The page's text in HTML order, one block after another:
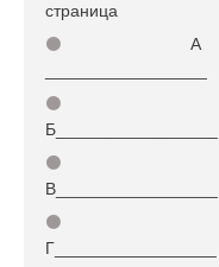
страница
⚫
А
⚫
Б_________________
⚫
В_________________
⚫
Г_________________